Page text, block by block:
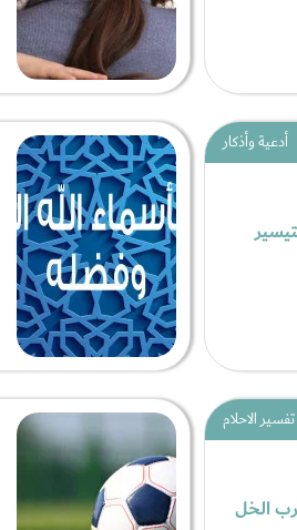
أدعية وأذكار
تفسير الاحلام
الخل